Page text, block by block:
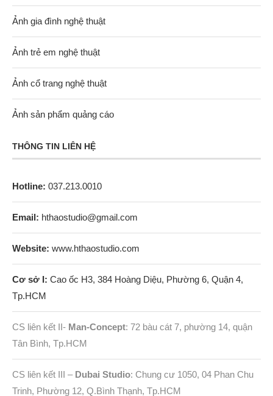
Ảnh gia đình nghệ thuật
Ảnh trẻ em nghệ thuật
Ảnh cổ trang nghệ thuật
Ảnh sản phẩm quảng cáo
THÔNG TIN LIÊN HỆ
Hotline: 037.213.0010
Email: hthaostudio@gmail.com
Website: www.hthaostudio.com
Cơ sở I: Cao ốc H3, 384 Hoàng Diệu, Phường 6, Quận 4,
Tp.HCM
CS liên kết II- Man-Concept: 72 bàu cát 7, phường 14, quận
Tân Bình, Tp.HCM
CS liên kết III – Dubai Studio: Chung cư 1050, 04 Phan Chu
Trinh, Phường 12, Q.Bình Thạnh, Tp.HCM